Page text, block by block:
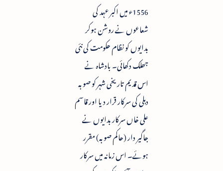
1556ء میں اکبر عہد کی
شعاعوں نے روشن ہوکر
بدایوں کو نظام حکومت کی نئی
جھلک دکھائی۔ بادشاہ نے
اس قدیم تاریخی شہر کو صوبہ
دہلی کی سرکار قرار دیا اور قاسم
علی خاں سرکار بدایوں نے
جاگیر دار (حاکم صوبہ) مقرر
ہوئے۔ اس زمانہ میں سرکار